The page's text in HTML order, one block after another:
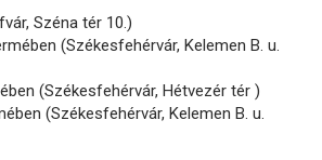
Széna tér 10.)
(Székesfehérvár, Kelemen B. u.
(Székesfehérvár, Hétvezér tér )
(Székesfehérvár, Kelemen B. u.